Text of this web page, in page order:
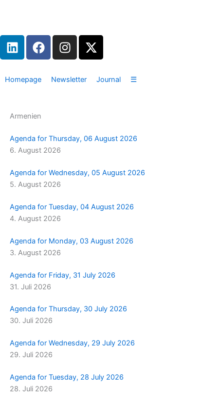
L
i
k
i
F
a
e
o
I
n
t
m
X
-
w
r
Homepage Newsletter Journal ☰
Armenien
Agenda for Thursday, 06 August 2026
6. August 2026
Agenda for Wednesday, 05 August 2026
5. August 2026
Agenda for Tuesday, 04 August 2026
4. August 2026
Agenda for Monday, 03 August 2026
3. August 2026
Agenda for Friday, 31 July 2026
31. Juli 2026
Agenda for Thursday, 30 July 2026
30. Juli 2026
Agenda for Wednesday, 29 July 2026
29. Juli 2026
Agenda for Tuesday, 28 July 2026
28. Juli 2026